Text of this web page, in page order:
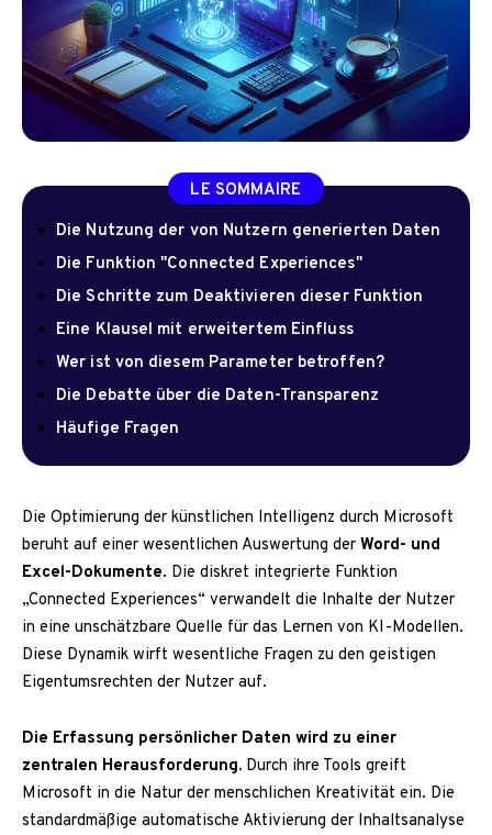
LE SOMMAIRE
Die Nutzung der von Nutzern generierten Daten
Die Funktion "Connected Experiences"
Die Schritte zum Deaktivieren dieser Funktion
Eine Klausel mit erweitertem Einfluss
Wer ist von diesem Parameter betroffen?
Die Debatte über die Daten-Transparenz
Häufige Fragen
Die Optimierung der künstlichen Intelligenz durch Microsoft
beruht auf einer wesentlichen Auswertung der Word- und
Excel-Dokumente. Die diskret integrierte Funktion
„Connected Experiences“ verwandelt die Inhalte der Nutzer
in eine unschätzbare Quelle für das Lernen von KI-Modellen.
Diese Dynamik wirft wesentliche Fragen zu den geistigen
Eigentumsrechten der Nutzer auf.
Die Erfassung persönlicher Daten wird zu einer
zentralen Herausforderung. Durch ihre Tools greift
Microsoft in die Natur der menschlichen Kreativität ein. Die
standardmäßige automatische Aktivierung der Inhaltsanalyse